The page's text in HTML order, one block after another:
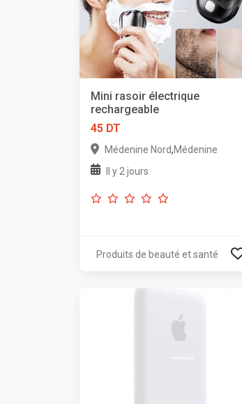
Mini rasoir électrique
rechargeable
45 DT
Médenine Nord,Médenine
Il y 2 jours
Produits de beauté et santé